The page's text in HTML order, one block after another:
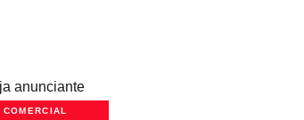
anunciante
COMERCIAL